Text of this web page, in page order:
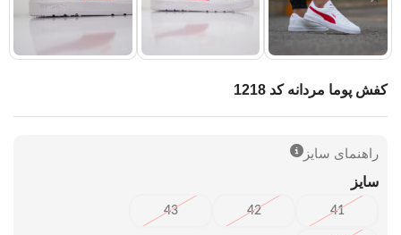
کفش پوما مردانه کد 1218
راهنمای سایز
سایز
41
42
43